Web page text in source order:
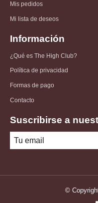
Mis pedidos
Mi lista de deseos
Información
¿Qué es The High Club?
Política de privacidad
Formas de pago
Contacto
Suscribirse a
©